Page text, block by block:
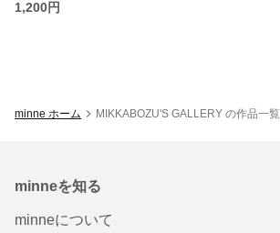
1,200円
minne ホーム MIKKABOZU'S GALLERY の作品一覧
minneを知る
minneについて